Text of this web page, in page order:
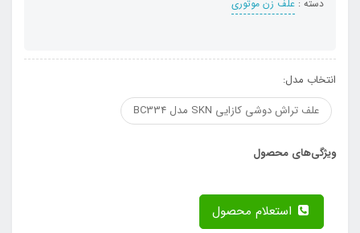
دسته : علف زن موتوری
انتخاب مدل:
علف تراش دوشی کازایی SKN مدل BC334
ویژگی‌های محصول